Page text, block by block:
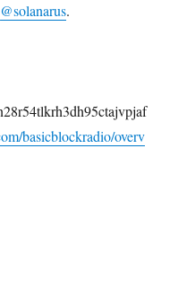
@solanarus.
basicblockradio/overv